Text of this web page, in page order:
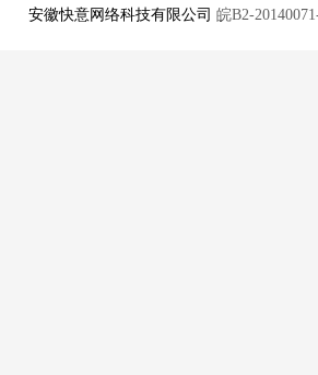
安徽快意网络科技有限公司 皖B2-